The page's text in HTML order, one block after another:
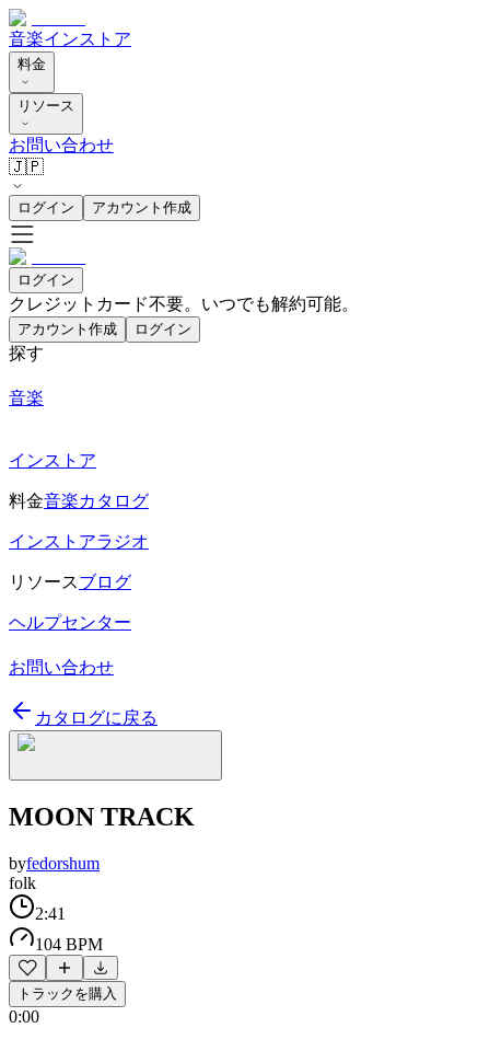
音楽インストア
料金
リソース
お問い合わせ
🇯🇵
ログイン アカウント作成
ログイン
クレジットカード不要。いつでも解約可能。
アカウント作成 ログイン
探す
音楽
インストア
料金音楽カタログ
インストアラジオ
リソースブログ
ヘルプセンター
お問い合わせ
カタログに戻る
MOON TRACK
byfedorshum
folk
2:41
104 BPM
トラックを購入
0:00